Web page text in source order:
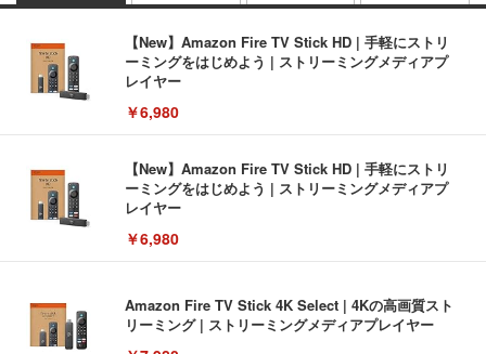
【New】Amazon Fire TV Stick HD | 手軽にストリ
ーミングをはじめよう | ストリーミングメディアプ
レイヤー
￥6,980
【New】Amazon Fire TV Stick HD | 手軽にストリ
ーミングをはじめよう | ストリーミングメディアプ
レイヤー
￥6,980
Amazon Fire TV Stick 4K Select | 4Kの高画質スト
リーミング | ストリーミングメディアプレイヤー